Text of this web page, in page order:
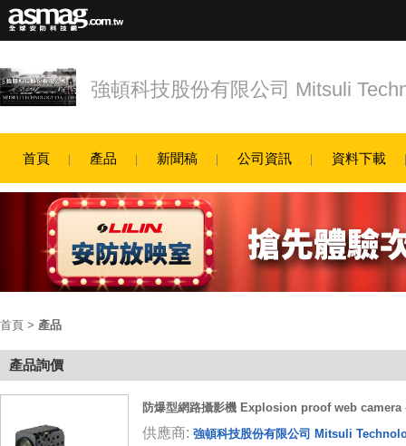
強頓科技股份有限公司 Mitsuli
首頁 產品 新聞稿 公司資訊 資料下載
首頁 > 產品
產品詢價
防爆型網路攝影機 Explosion proof web camera
供應商: 強頓科技股份有限公司 Mitsuli